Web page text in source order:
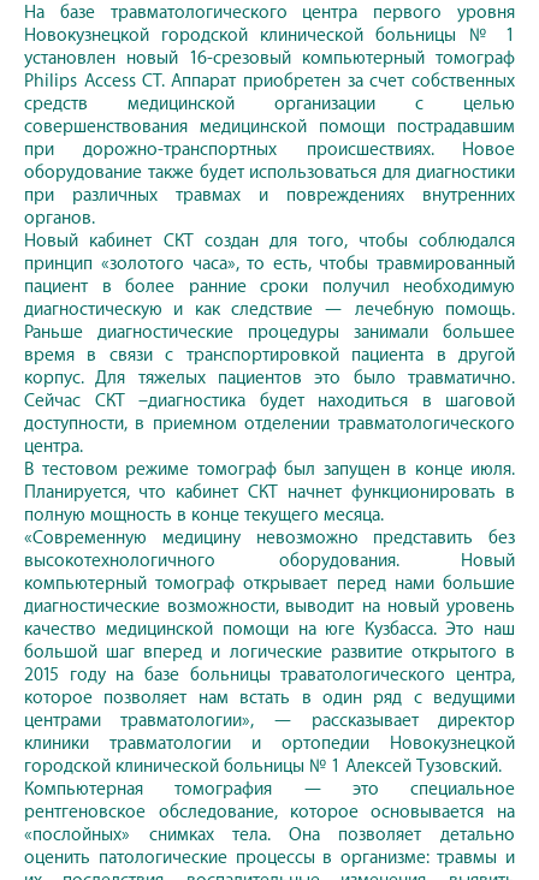
На базе травматологического центра первого уровня
Новокузнецкой городской клинической больницы № 1
установлен новый 16-срезовый компьютерный томограф
Philips Access CT. Аппарат приобретен за счет собственных
средств медицинской организации с целью
совершенствования медицинской помощи пострадавшим
при дорожно-транспортных происшествиях. Новое
оборудование также будет использоваться для диагностики
при различных травмах и повреждениях внутренних
органов.
Новый кабинет СКТ создан для того, чтобы соблюдался
принцип «золотого часа», то есть, чтобы травмированный
пациент в более ранние сроки получил необходимую
диагностическую и как следствие — лечебную помощь.
Раньше диагностические процедуры занимали большее
время в связи с транспортировкой пациента в другой
корпус. Для тяжелых пациентов это было травматично.
Сейчас СКТ –диагностика будет находиться в шаговой
доступности, в приемном отделении травматологичеcкого
центра.
В тестовом режиме томограф был запущен в конце июля.
Планируется, что кабинет СКТ начнет функционировать в
полную мощность в конце текущего месяца.
«Современную медицину невозможно представить без
высокотехнологичного оборудования. Новый
компьютерный томограф открывает перед нами большие
диагностические возможности, выводит на новый уровень
качество медицинской помощи на юге Кузбасса. Это наш
большой шаг вперед и логические развитие открытого в
2015 году на базе больницы траватологического центра,
которое позволяет нам встать в один ряд с ведущими
центрами травматологии», — рассказывает директор
клиники травматологии и ортопедии Новокузнецкой
городской клинической больницы № 1 Алексей Тузовский.
Компьютерная томография — это специальное
рентгеновское обследование, которое основывается на
«послойных» снимках тела. Она позволяет детально
оценить патологические процессы в организме: травмы и